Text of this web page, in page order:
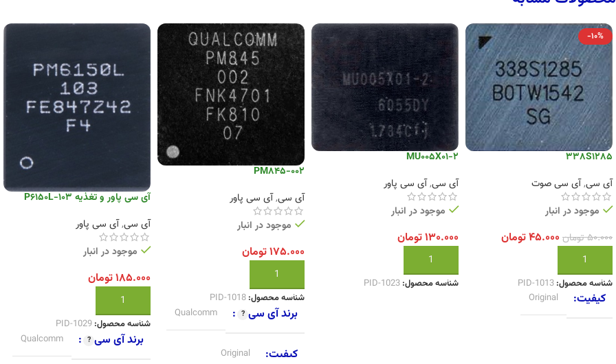
-10%
338S1285
آی سی,آی سی صوت
موجود در انبار
۵۰.۰۰۰تومان ۴۵.۰۰۰تومان
افزودن به سبد خرید
شناسه محصول: PID-1013
کیفیت Original
MU005X01-2
آی سی,آی سی پاور
موجود در انبار
۱۳۰.۰۰۰تومان
افزودن به سبد خرید
شناسه محصول: PID-1023
PM845-002
آی سی,آی سی پاور
موجود در انبار
۱۷۵.۰۰۰تومان
افزودن به سبد خرید
شناسه محصول: PID-1018
برند آی سی Qualcomm
کیفیت Original
آی سی پاور و تغذیه P6150L-103
آی سی,آی سی پاور
موجود در انبار
۱۸۵.۰۰۰تومان
افزودن به سبد خرید
شناسه محصول: PID-1029
برند آی سی Qualcomm